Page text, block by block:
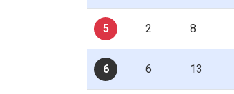
5 2 8
6 6 13